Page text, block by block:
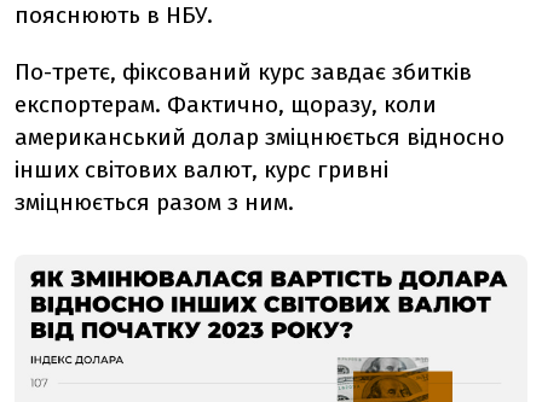
пояснюють в НБУ.
По-третє, фіксований курс завдає збитків
експортерам. Фактично, щоразу, коли
американський долар зміцнюється відносно
інших світових валют, курс гривні
зміцнюється разом з ним.